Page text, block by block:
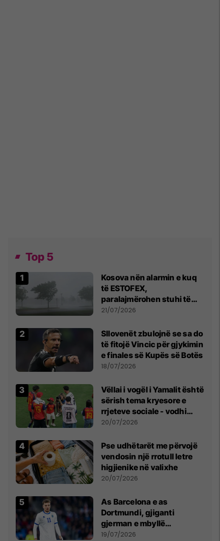
Top 5
Kosova nën alarmin e kuq
të ESTOFEX,
paralajmërohen stuhi të
fuqishme me breshër dhe
21/07/2026
Sllovenët zbulojnë se sa do
të fitojë Vincic për gjykimin
e finales së Kupës së Botës
18/07/2026
Vëllai i vogël i Yamalit është
sërish tema kryesore e
rrjeteve sociale - vodhi
vëmendjen pas finales së
20/07/2026
Pse udhëtarët me përvojë
vendosin një rrotull letre
higjienike në valixhe
20/07/2026
As Barcelona e as
Dortmundi, gjiganti
gjerman e mbyllë
marrëveshjen për Fisnik
19/07/2026